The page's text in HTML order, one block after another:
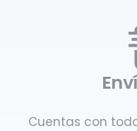
Cuentas con